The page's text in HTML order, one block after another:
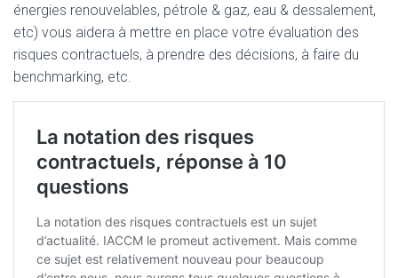
énergies renouvelables, pétrole & gaz, eau & dessalement,
etc) vous aidera à mettre en place votre évaluation des
risques contractuels, à prendre des décisions, à faire du
benchmarking, etc.